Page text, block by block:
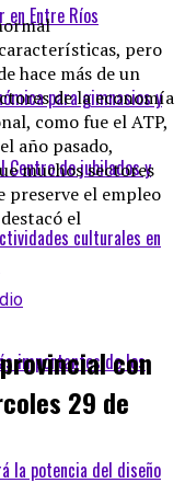
pero
hace más de un
de la economía
como fue el ATP,
año pasado,
muchos sectores
preserve el empleo
el
importantes de los
la potencia del diseño
en Entre Ríos
para gimnasios y
Centro de jubilados y
culturales en
con
29 de